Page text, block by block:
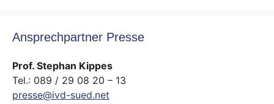
Ansprechpartner Presse
Prof. Stephan Kippes
Tel.: 089 / 29 08 20 – 13
presse@ivd-sued.net